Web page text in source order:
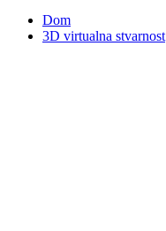
Dom
3D virtualna stvarnost